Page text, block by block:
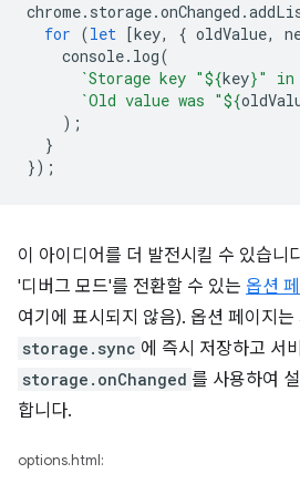
chrome. storage.onChanged .
for (let [key, { oldValue,
console. log(
`Storage key "${key}" in
`Old value was "${
);
}
});
이 아이디어를 더 발전시킬 수 있습니
'디버그 모드'를 전환할 수 있는 옵션
여기에 표시되지 않음). 옵션 페이지는
storage.sync 에 즉시 저장하고 서
storage.onChanged 를 사용하여
합니다.
options.html: